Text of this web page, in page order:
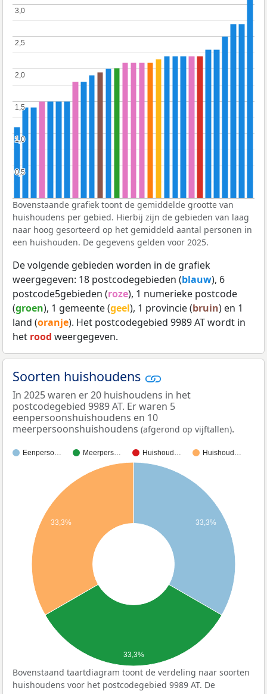
0,5
0,5
1,0
1,0
1,5
1,5
2,0
2,0
2,5
2,5
3,0
3,0
Bovenstaande grafiek toont de gemiddelde grootte van
huishoudens per gebied. Hierbij zijn de gebieden van laag
naar hoog gesorteerd op het gemiddeld aantal personen in
een huishouden. De gegevens gelden voor 2025.
De volgende gebieden worden in de grafiek
weergegeven: 18 postcodegebieden (blauw), 6
postcode5gebieden (roze), 1 numerieke postcode
(groen), 1 gemeente (geel), 1 provincie (bruin) en 1
land (oranje). Het postcodegebied 9989 AT wordt in
het rood weergegeven.
Soorten huishoudens
In 2025 waren er 20 huishoudens in het
postcodegebied 9989 AT. Er waren 5
eenpersoonshuishoudens en 10
meerpersoonshuishoudens (afgerond op vijftallen).
Eenperso… Meerpers… Huishoud… Huishoud…
33,3%
33,3%
33,3%
Bovenstaand taartdiagram toont de verdeling naar soorten
huishoudens voor het postcodegebied 9989 AT. De